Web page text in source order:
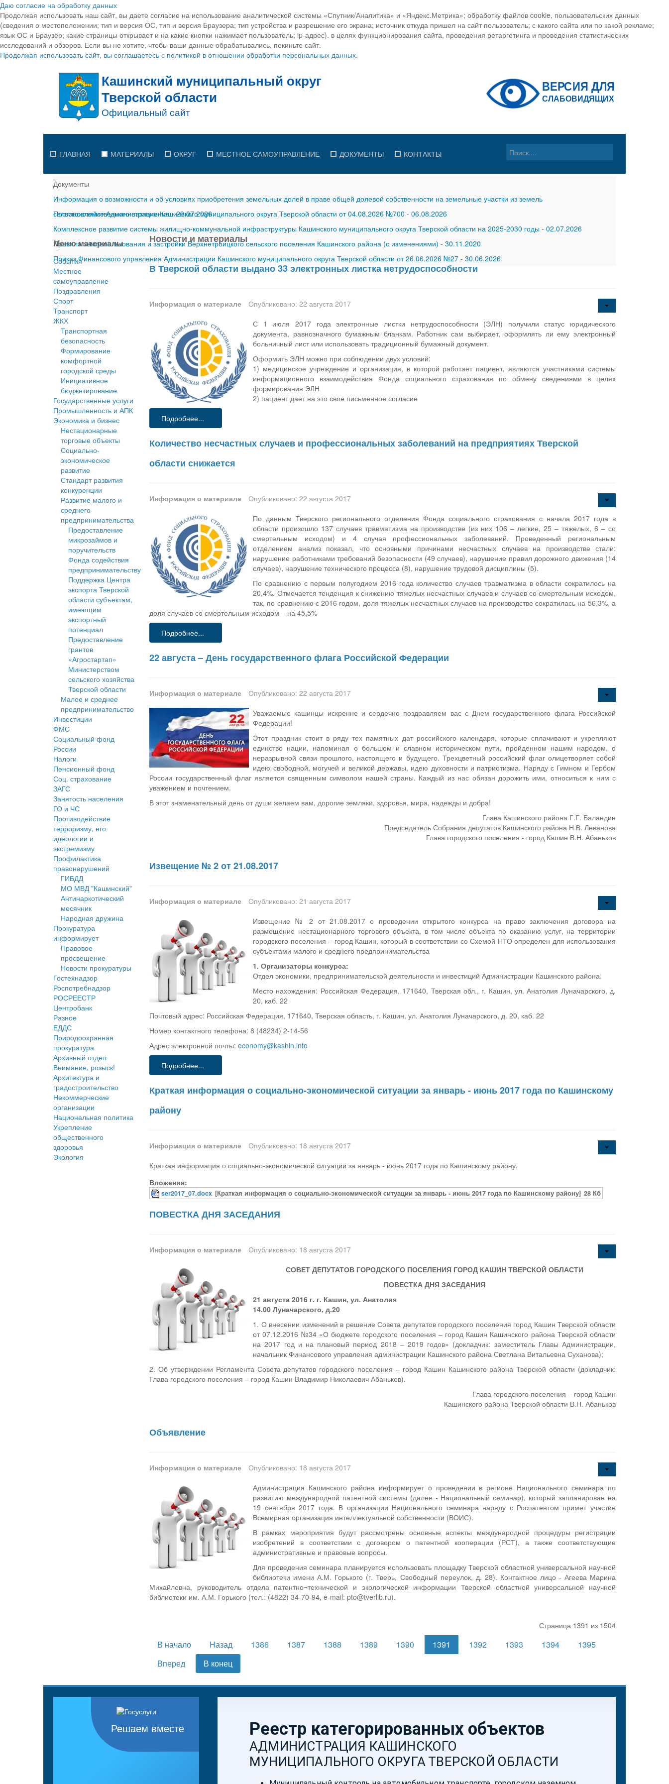
Даю согласие на обработку данных
Продолжая использовать наш сайт, вы даете согласие на использование аналитической системы «Спутник/Аналитика» и «Яндекс.Метрика»; обработку файлов cookie, пользовательских данных
(сведения о местоположении; тип и версия ОС, тип и версия Браузера; тип устройства и разрешение его экрана; источник откуда пришел на сайт пользователь; с какого сайта или по какой рекламе;
язык ОС и Браузер; какие страницы открывает и на какие кнопки нажимает пользователь; ip-адрес). в целях функционирования сайта, проведения ретаргетинга и проведения статистических
исследований и обзоров. Если вы не хотите, чтобы ваши данные обрабатывались, покиньте сайт.
Продолжая использовать сайт, вы соглашаетесь с политикой в отношении обработки персональных данных.
ГЛАВНАЯ МАТЕРИАЛЫ ОКРУГ МЕСТНОЕ САМОУПРАВЛЕНИЕ ДОКУМЕНТЫ КОНТАКТЫ
Документы
Информация о возможности и об условиях приобретения земельных долей в праве общей долевой собственности на земельные участки из земель
сельскохозяйственного назначения-29.07.2026
Постановление Администрации Кашинского муниципального округа Тверской области от 04.08.2026 №700 - 06.08.2026
Комплексное развитие системы жилищно-коммунальной инфраструктуры Кашинского муниципального округа Тверской области на 2025-2030 годы - 02.07.2026
Правила землепользования и застройки Верхнетроицкого сельского поселения Кашинского района (с изменениями) - 30.11.2020
Приказ Финансового управления Администрации Кашинского муниципального округа Тверской области от 26.06.2026 №27 - 30.06.2026
Меню материалы
События
Местное
cамоуправление
Поздравления
Спорт
Транспорт
ЖКХ
Транспортная
безопасность
Формирование
комфортной
городской среды
Инициативное
бюджетирование
Государственные услуги
Промышленность и АПК
Экономика и бизнес
Нестационарные
торговые объекты
Социально-
экономическое
развитие
Стандарт развития
конкуренции
Развитие малого и
среднего
предпринимательства
Предоставление
микрозаймов и
поручительств
Фонда содействия
предпринимательству
Поддержка Центра
экспорта Тверской
области субъектам,
имеющим
экспортный
потенциал
Предоставление
грантов
«Агростартап»
Министерством
сельского хозяйства
Тверской области
Малое и среднее
предпринимательство
Инвестиции
ФМС
Социальный фонд
России
Налоги
Пенсионный фонд
Соц. страхование
ЗАГС
Занятость населения
ГО и ЧС
Противодействие
терроризму, его
идеологии и
экстремизму
Профилактика
правонарушений
ГИБДД
МО МВД "Кашинский"
Антинаркотический
месячник
Народная дружина
Прокуратура
информирует
Правовое
просвещение
Новости прокуратуры
Гостехнадзор
Роспотребнадзор
РОСРЕЕСТР
Центробанк
Разное
ЕДДС
Природоохранная
прокуратура
Архивный отдел
Внимание, розыск!
Архитектура и
градостроительство
Некоммерческие
организации
Национальная политика
Укрепление
общественного
здоровья
Экология
Новости и материалы
В Тверской области выдано 33 электронных листка нетрудоспособности
Информация о материале
Опубликовано: 22 августа 2017
С 1 июля 2017 года электронные листки нетрудоспособности (ЭЛН) получили статус юридического
документа, равнозначного бумажным бланкам. Работник сам выбирает, оформлять ли ему электронный
больничный лист или использовать традиционный бумажный документ.
Оформить ЭЛН можно при соблюдении двух условий:
1) медицинское учреждение и организация, в которой работает пациент, являются участниками системы
информационного взаимодействия Фонда социального страхования по обмену сведениями в целях
формирования ЭЛН
2) пациент дает на это свое письменное согласие
Подробнее...
Количество несчастных случаев и профессиональных заболеваний на предприятиях Тверской
области снижается
Информация о материале
Опубликовано: 22 августа 2017
По данным Тверского регионального отделения Фонда социального страхования с начала 2017 года в
области произошло 137 случаев травматизма на производстве (из них 106 – легкие, 25 – тяжелых, 6 – со
смертельным исходом) и 4 случая профессиональных заболеваний. Проведенный региональным
отделением анализ показал, что основными причинами несчастных случаев на производстве стали:
нарушение работниками требований безопасности (49 случаев), нарушение правил дорожного движения (14
случаев), нарушение технического процесса (8), нарушение трудовой дисциплины (5).
По сравнению с первым полугодием 2016 года количество случаев травматизма в области сократилось на
20,4%. Отмечается тенденция к снижению тяжелых несчастных случаев и случаев со смертельным исходом,
так, по сравнению с 2016 годом, доля тяжелых несчастных случаев на производстве сократилась на 56,3%, а
доля случаев со смертельным исходом – на 45,5%
Подробнее...
22 августа – День государственного флага Российской Федерации
Информация о материале
Опубликовано: 22 августа 2017
Уважаемые кашинцы искренне и сердечно поздравляем вас с Днем государственного флага Российской
Федерации!
Этот праздник стоит в ряду тех памятных дат российского календаря, которые сплачивают и укрепляют
единство нации, напоминая о большом и славном историческом пути, пройденном нашим народом, о
неразрывной связи прошлого, настоящего и будущего. Трехцветный российский флаг олицетворяет собой
идею свободной, могучей и великой державы, идею духовности и патриотизма. Наряду с Гимном и Гербом
России государственный флаг является священным символом нашей страны. Каждый из нас обязан дорожить ими, относиться к ним с
уважением и почтением.
В этот знаменательный день от души желаем вам, дорогие земляки, здоровья, мира, надежды и добра!
Глава Кашинского района Г.Г. Баландин
Председатель Собрания депутатов Кашинского района Н.В. Леванова
Глава городского поселения - город Кашин В.Н. Абаньков
Извещение № 2 от 21.08.2017
Информация о материале
Опубликовано: 21 августа 2017
Извещение № 2 от 21.08.2017 о проведении открытого конкурса на право заключения договора на
размещение нестационарного торгового объекта, в том числе объекта по оказанию услуг, на территории
городского поселения – город Кашин, который в соответствии со Схемой НТО определен для использования
субъектами малого и среднего предпринимательства
1. Организаторы конкурса:
Отдел экономики, предпринимательской деятельности и инвестиций Администрации Кашинского района:
Место нахождения: Российская Федерация, 171640, Тверская обл., г. Кашин, ул. Анатолия Луначарского, д.
20, каб. 22
Почтовый адрес: Российская Федерация, 171640, Тверская область, г. Кашин, ул. Анатолия Луначарского, д. 20, каб. 22
Номер контактного телефона: 8 (48234) 2-14-56
Адрес электронной почты:economy@kashin.info
Подробнее...
Краткая информация о социально-экономической ситуации за январь - июнь 2017 года по Кашинскому
району
Информация о материале
Опубликовано: 18 августа 2017
Краткая информация о социально-экономической ситуации за январь - июнь 2017 года по Кашинскому району.
Вложения:
ser2017_07.docx [Краткая информация о социально-экономической ситуации за январь - июнь 2017 года по Кашинскому району] 28 Кб
ПОВЕСТКА ДНЯ ЗАСЕДАНИЯ
Информация о материале
Опубликовано: 18 августа 2017
СОВЕТ ДЕПУТАТОВ ГОРОДСКОГО ПОСЕЛЕНИЯ ГОРОД КАШИН ТВЕРСКОЙ ОБЛАСТИ
ПОВЕСТКА ДНЯ ЗАСЕДАНИЯ
21 августа 2016 г. г. Кашин, ул. Анатолия
14.00 Луначарского, д.20
1. О внесении изменений в решение Совета депутатов городского поселения город Кашин Тверской области
от 07.12.2016 №34 «О бюджете городского поселения – город Кашин Кашинского района Тверской области
на 2017 год и на плановый период 2018 – 2019 годов» (докладчик: заместитель Главы Администрации,
начальник Финансового управления администрации Кашинского района Светлана Витальевна Суханова);
2. Об утверждении Регламента Совета депутатов городского поселения – город Кашин Кашинского района Тверской области (докладчик:
Глава городского поселения – город Кашин Владимир Николаевич Абаньков).
Глава городского поселения – город Кашин
Кашинского района Тверской области В.Н. Абаньков
Объявление
Информация о материале
Опубликовано: 18 августа 2017
Администрация Кашинского района информирует о проведении в регионе Национального семинара по
развитию международной патентной системы (далее - Национальный семинар), который запланирован на
19 сентября 2017 года. В организации Национального семинара наряду с Роспатентом примет участие
Всемирная организация интеллектуальной собственности (ВОИС).
В рамках мероприятия будут рассмотрены основные аспекты международной процедуры регистрации
изобретений в соответствии с договором о патентной кооперации (РСТ), а также соответствующие
административные и правовые вопросы.
Для проведения семинара планируется использовать площадку Тверской областной универсальной научной
библиотеки имени А.М. Горького (г. Тверь, Свободный переулок, д. 28). Контактное лицо - Агеева Марина
Михайловна, руководитель отдела патентно¬технической и экологической информации Тверской областной универсальной научной
библиотеки им. А.М. Горького (тел.: (4822) 34-70-94, e-mail: pto@tverlib.ru).
Страница 1391 из 1504
В начало Назад 1386 1387 1388 1389 1390 1391 1392 1393 1394
1395
Вперед
В конец
Решаем вместе